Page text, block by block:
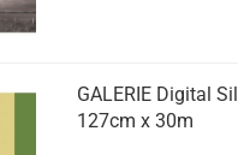
GALERIE Digital
127cm x 30m